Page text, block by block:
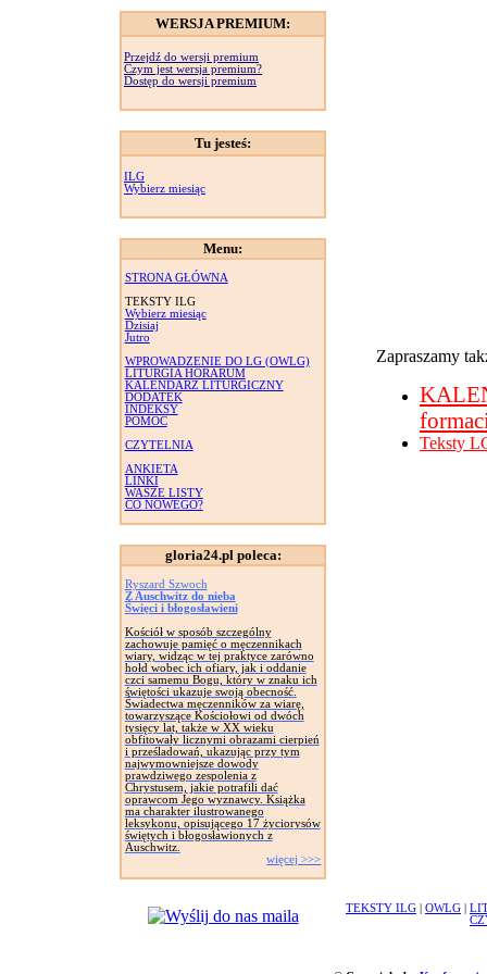
WERSJA PREMIUM:
Przejdź do wersji premium
Czym jest wersja premium?
Dostęp do wersji premium
Tu jesteś:
ILG
Wybierz miesiąc
Menu:
STRONA GŁÓWNA
TEKSTY ILG
Wybierz miesiąc
Dzisiaj
Jutro
WPROWADZENIE DO LG (OWLG)
LITURGIA HORARUM
KALENDARZ LITURGICZNY
DODATEK
INDEKSY
POMOC
CZYTELNIA
ANKIETA
LINKI
WASZE LISTY
CO NOWEGO?
gloria24.pl poleca:
Ryszard Szwoch
Z Auschwitz do nieba
Święci i błogosławieni
Kościół w sposób szczególny
zachowuje pamięć o męczennikach
wiary, widząc w tej praktyce zarówno
hołd wobec ich ofiary, jak i oddanie
czci samemu Bogu, który w znaku ich
świętości ukazuje swoją obecność.
Świadectwa męczenników za wiarę,
towarzyszące Kościołowi od dwóch
tysięcy lat, także w XX wieku
obfitowały licznymi obrazami cierpień
i prześladowań, ukazując przy tym
najwymowniejsze dowody
prawdziwego zespolenia z
Chrystusem, jakie potrafili dać
oprawcom Jego wyznawcy. Książka
ma charakter ilustrowanego
leksykonu, opisującego 17 życiorysów
świętych i błogosławionych z
Auschwitz.
więcej >>>
Zapraszamy
Teksty
TEKSTY ILG OWLG